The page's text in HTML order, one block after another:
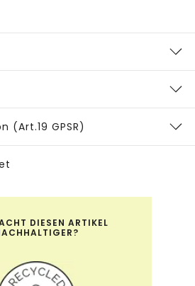
(Art.19 GPSR)
DIESEN ARTIKEL